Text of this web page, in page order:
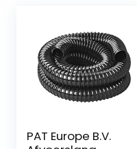
PAT Europe B.V.